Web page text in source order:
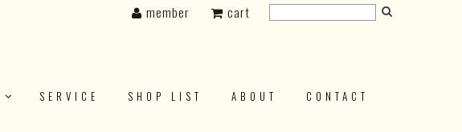
SERVICE SHOP LIST ABOUT CONTACT
member cart